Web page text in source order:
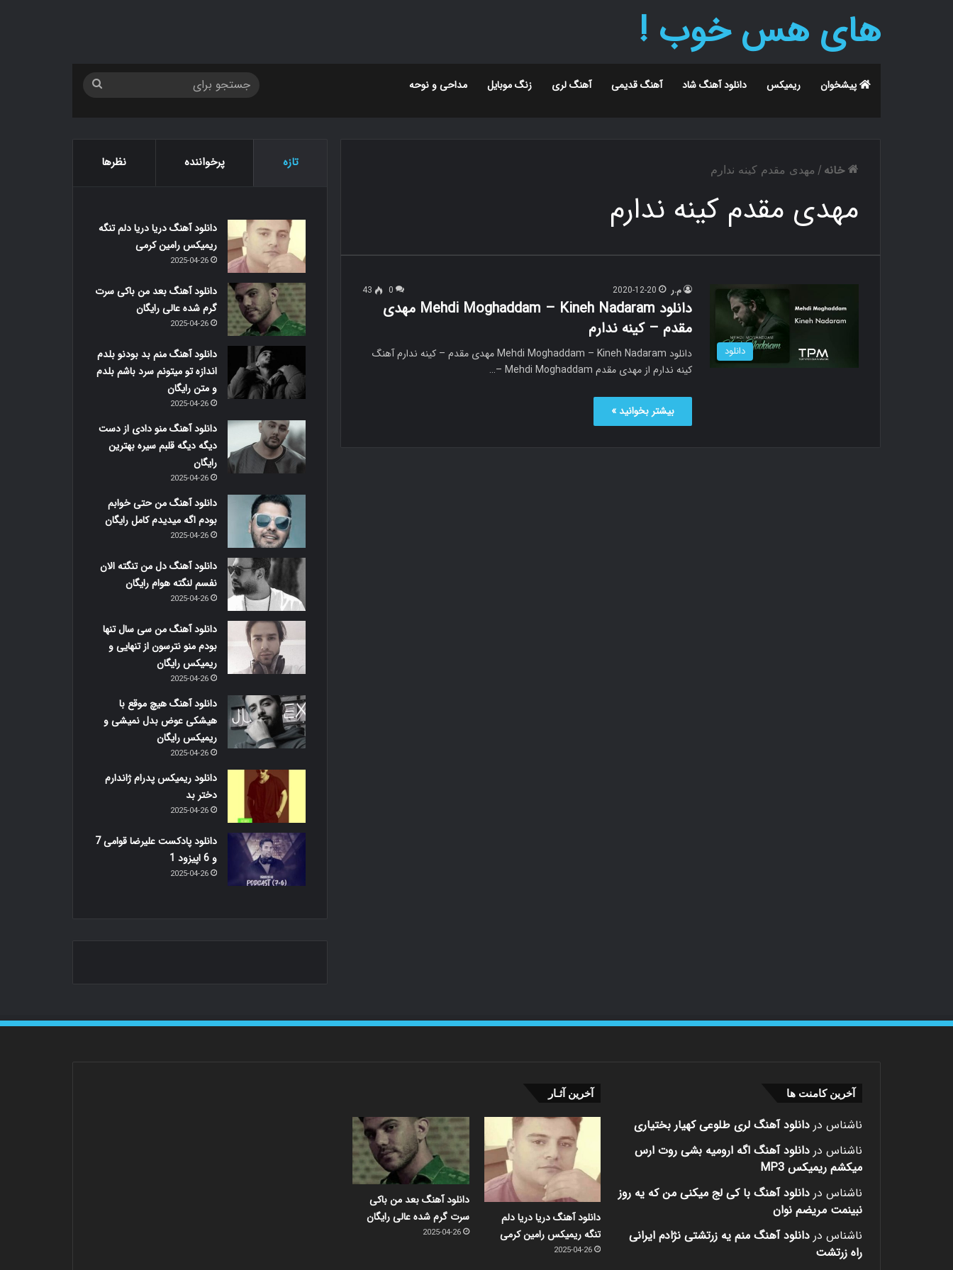
های هس خوب !
پیشخوان ریمیکس دانلود آهنگ شاد آهنگ قدیمی آهنگ لری زنگ موبایل مداحی و نوحه
خانه / مهدی مقدم کینه ندارم
مهدی مقدم کینه ندارم
دانلود
م.ر 2020-12-20
0
43
دانلود Mehdi Moghaddam – Kineh Nadaram مهدی
مقدم – کینه ندارم
دانلود Mehdi Moghaddam – Kineh Nadaram مهدی مقدم – کینه ندارم آهنگ
کینه ندارم از مهدی مقدم Mehdi Moghaddam –…
بیشتر بخوانید »
تازه پرخواننده نظرها
دانلود آهنگ دریا دریا دلم تنگه
ریمیکس رامین کرمی
2025-04-26
دانلود آهنگ بعد من باکی سرت
گرم شده عالی رایگان
2025-04-26
دانلود آهنگ منم بد بودنو بلدم
اندازه تو میتونم سرد باشم بلدم
و متن رایگان
2025-04-26
دانلود آهنگ منو دادی از دست
دیگه دیگه قلبم سیره بهترین
رایگان
2025-04-26
دانلود آهنگ من حتی خوابم
بودم اگه میدیدم کامل رایگان
2025-04-26
دانلود آهنگ دل من تنگته الان
نفسم لنگته هوام رایگان
2025-04-26
دانلود آهنگ من سی سال تنها
بودم منو نترسون از تنهایی و
ریمیکس رایگان
2025-04-26
دانلود آهنگ هیچ موقع با
هیشکی عوض بدل نمیشی و
ریمیکس رایگان
2025-04-26
دانلود ریمیکس پدرام ژاندارم
دختر بد
2025-04-26
دانلود پادکست علیرضا قوامی 7
و 6 اپیزود 1
2025-04-26
آخرین کامنت ها
ناشناس در دانلود آهنگ لری طلوعی کهیار بختیاری
ناشناس در دانلود آهنگ اگه ارومیه بشی روت ارس
میکشم ریمیکس MP3
ناشناس در دانلود آهنگ با کی لج میکنی من که یه روز
نبینمت مریضم نوان
ناشناس در دانلود آهنگ منم یه زرتشتی نژادم ایرانی
راه زرتشت
آخرین آثـار
دانلود آهنگ دریا دریا دلم
تنگه ریمیکس رامین کرمی
2025-04-26
دانلود آهنگ بعد من باکی
سرت گرم شده عالی رایگان
2025-04-26